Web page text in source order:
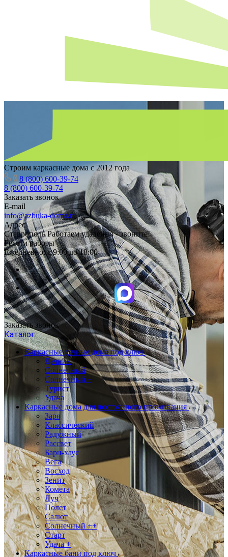
Строим каркасные дома с 2012 года
8 (800) 600-39-74
8 (800) 600-39-74
Заказать звонок
E-mail
info@azbuka-doma.ru
Адрес
Ставрополь Работаем удаленно - звоните!
Режим работы
Ежедневно: с 9:00 до 18:00
Заказать звонок
Каталог
Каркасные дачные дома под ключ
Дачник
Солнечный
Солнечный +
Турист
Удача
Каркасные дома для постоянного проживания
Заря
Классический
Радужный
Рассвет
Барн-хаус
Вега
Восход
Зенит
Комета
Луч
Полет
Салют
Солнечный ++
Старт
Удача +
Каркасные бани под ключ